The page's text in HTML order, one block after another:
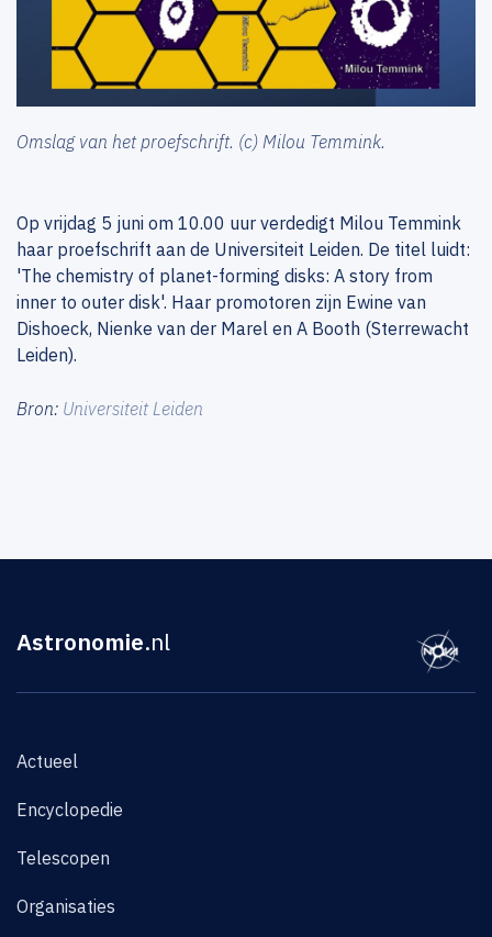
Omslag van het proefschrift. (c) Milou Temmink.
Op vrijdag 5 juni om 10.00 uur verdedigt Milou Temmink
haar proefschrift aan de Universiteit Leiden. De titel luidt:
'The chemistry of planet-forming disks: A story from
inner to outer disk'. Haar promotoren zijn Ewine van
Dishoeck, Nienke van der Marel en A Booth (Sterrewacht
Leiden).
Bron: Universiteit Leiden
Astronomie.nl
Actueel
Encyclopedie
Telescopen
Organisaties